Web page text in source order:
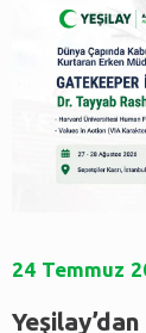
24 Temmuz